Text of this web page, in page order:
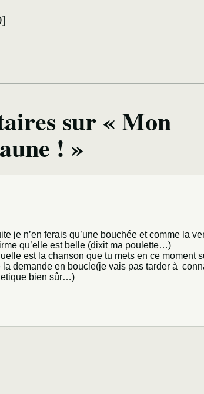
]
sur « Mon
! »
je n’en ferais qu’une bouchée et comme la
qu’elle est belle (dixit ma poulette…)
est la chanson que tu mets en ce moment
la demande en boucle(je vais pas tarder à
bien sûr…)